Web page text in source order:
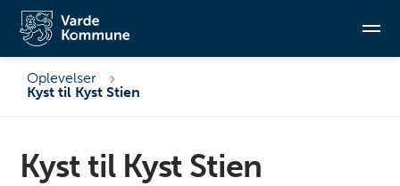
Oplevelser
Kyst til Kyst Stien
Kyst til Kyst Stien